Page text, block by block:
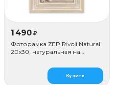
1 490 ₽
Фоторамка ZEP Rivoli Natural
20x30, натуральная на
Купить